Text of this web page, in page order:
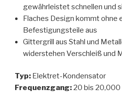
gewährleistet schnellen und
Flaches Design kommt ohne
Befestigungsteile aus
Gittergrill aus Stahl und
widerstehen Verschleiß und
Typ: Elektret-Kondensator
Frequenzgang: 20 bis 20,000